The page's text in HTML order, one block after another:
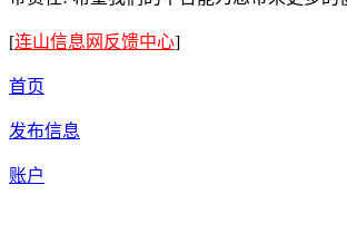
[连山信息网反馈中心]
首页
发布信息
账户